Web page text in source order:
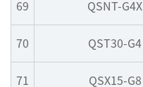
69 QSNT-G4X
70 QST30-G4
71 QSX15-G8